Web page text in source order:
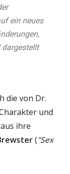
ein neues
dargestellt
die von Dr.
und
ihre
("Sex